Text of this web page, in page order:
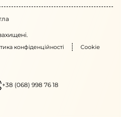
конфіденційності Cookie
+38 (068) 998 76 18